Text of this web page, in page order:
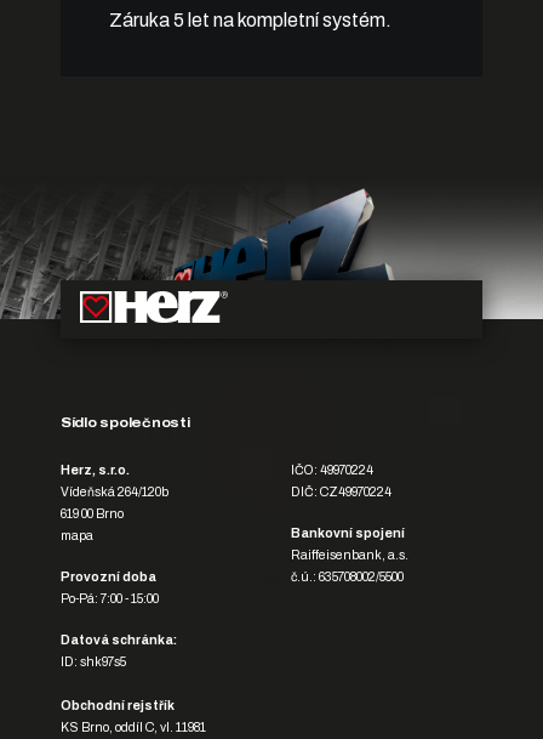
Záruka 5 let na kompletní systém.
Sídlo společnosti
Herz, s.r.o.
Vídeňská 264/120b
619 00 Brno
mapa
Provozní doba
Po-Pá: 7:00 - 15:00
IČO: 49970224
DIČ: CZ49970224
Bankovní spojení
Raiffeisenbank, a.s.
č.ú.: 635708002/5500
Datová schránka:
ID: shk97s5
Obchodní rejstřík
KS Brno, oddíl C, vl. 11981